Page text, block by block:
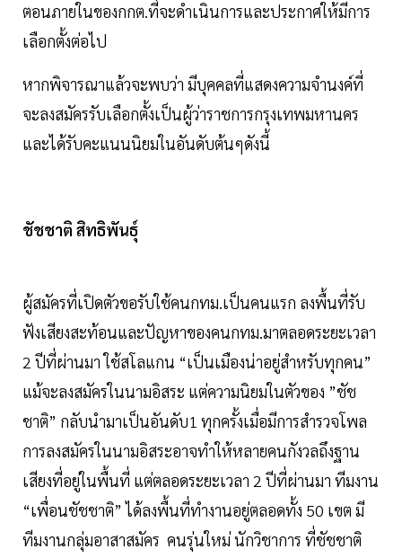
ตอนภายในของกกต.ที่จะดำเนินการและประกาศให้มีการ
เลือกตั้งต่อไป
หากพิจารณาแล้วจะพบว่า มีบุคคลที่แสดงความจำนงค์ที่
จะลงสมัครรับเลือกตั้งเป็นผู้ว่าราชการกรุงเทพมหานคร
และได้รับคะแนนนิยมในอันดับต้นๆดังนี้
ชัชชาติ สิทธิพันธุ์
ผู้สมัครที่เปิดตัวขอรับใช้คนกทม.เป็นคนแรก ลงพื้นที่รับ
ฟังเสียงสะท้อนและปัญหาของคนกทม.มาตลอดระยะเวลา
2 ปีที่ผ่านมา ใช้สโลแกน “เป็นเมืองน่าอยู่สำหรับทุกคน”
แม้จะลงสมัครในนามอิสระ แต่ความนิยมในตัวของ ”ชัช
ชาติ” กลับนำมาเป็นอันดับ1 ทุกครั้งเมื่อมีการสำรวจโพล
การลงสมัครในนามอิสระอาจทำให้หลายคนกังวลถึงฐาน
เสียงที่อยู่ในพื้นที่ แต่ตลอดระยะเวลา 2 ปีที่ผ่านมา ทีมงาน
“เพื่อนชัชชาติ” ได้ลงพื้นที่ทำงานอยู่ตลอดทั้ง 50 เขต มี
ทีมงานกลุ่มอาสาสมัคร คนรุ่นใหม่ นักวิชาการ ที่ชัชชาติ